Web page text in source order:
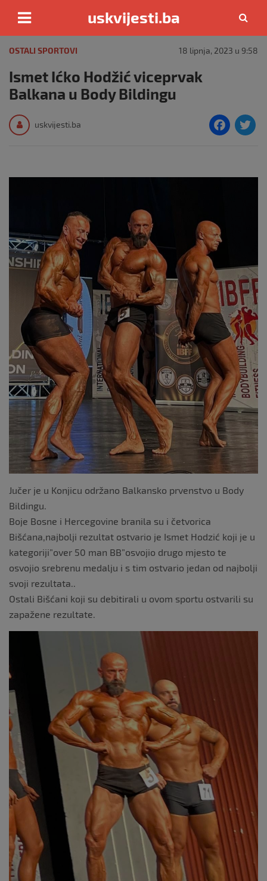
content
uskvijesti.ba
OSTALI SPORTOVI 18 lipnja, 2023 u 9:58
Ismet Ićko Hodžić viceprvak
Balkana u Body Bildingu
uskvijesti.ba
F
e
Jučer je u Konjicu održano Balkansko prvenstvo u Body
Bildingu.
Boje Bosne i Hercegovine branila su i četvorica
Bišćana,najbolji rezultat ostvario je Ismet Hodzić koji je u
kategoriji”over 50 man BB”osvojio drugo mjesto te
osvojio srebrenu medalju i s tim ostvario jedan od najbolji
svoji rezultata..
Ostali Bišćani koji su debitirali u ovom sportu ostvarili su
zapažene rezultate.